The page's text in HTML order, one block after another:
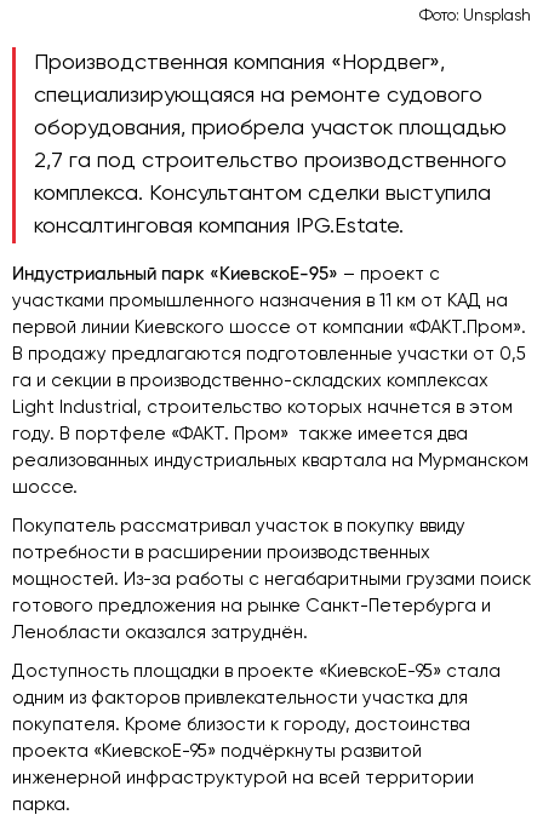
Фото: Unsplash
Производственная компания «Нордвег»,
специализирующаяся на ремонте судового
оборудования, приобрела участок площадью
2,7 га под строительство производственного
комплекса. Консультантом сделки выступила
консалтинговая компания IPG.Estate.
Индустриальный парк «КиевскоЕ-95» – проект с
участками промышленного назначения в 11 км от КАД на
первой линии Киевского шоссе от компании «ФАКТ.Пром».
В продажу предлагаются подготовленные участки от 0,5
га и секции в производственно-складских комплексах
Light Industrial, строительство которых начнется в этом
году. В портфеле «ФАКТ. Пром» также имеется два
реализованных индустриальных квартала на Мурманском
шоссе.
Покупатель рассматривал участок в покупку ввиду
потребности в расширении производственных
мощностей. Из-за работы с негабаритными грузами поиск
готового предложения на рынке Санкт-Петербурга и
Ленобласти оказался затруднён.
Доступность площадки в проекте «КиевскоЕ-95» стала
одним из факторов привлекательности участка для
покупателя. Кроме близости к городу, достоинства
проекта «КиевскоЕ-95» подчёркнуты развитой
инженерной инфраструктурой на всей территории
парка.